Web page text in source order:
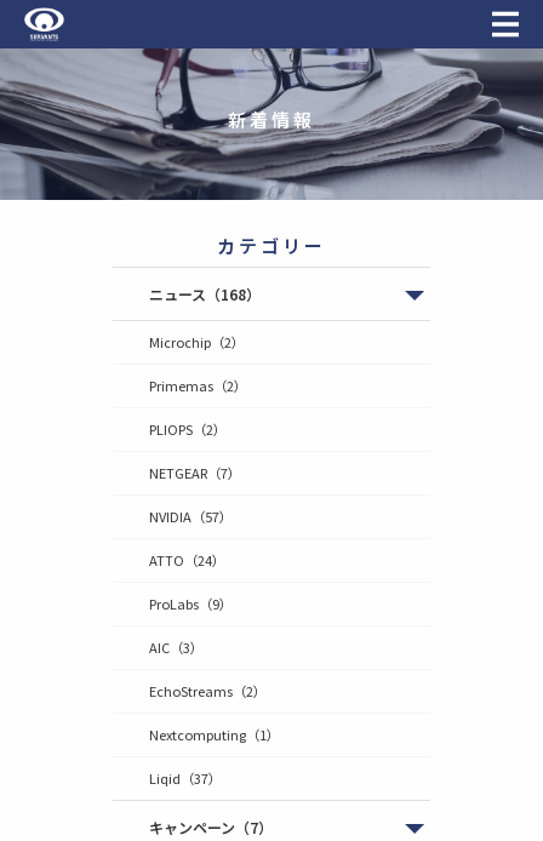
新着情報
カテゴリー
ニュース （168）
Microchip （2）
Primemas （2）
PLIOPS （2）
NETGEAR （7）
NVIDIA （57）
ATTO （24）
ProLabs （9）
AIC （3）
EchoStreams （2）
Nextcomputing （1）
Liqid （37）
キャンペーン （7）